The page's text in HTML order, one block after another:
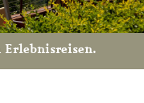
Erlebnisreisen.